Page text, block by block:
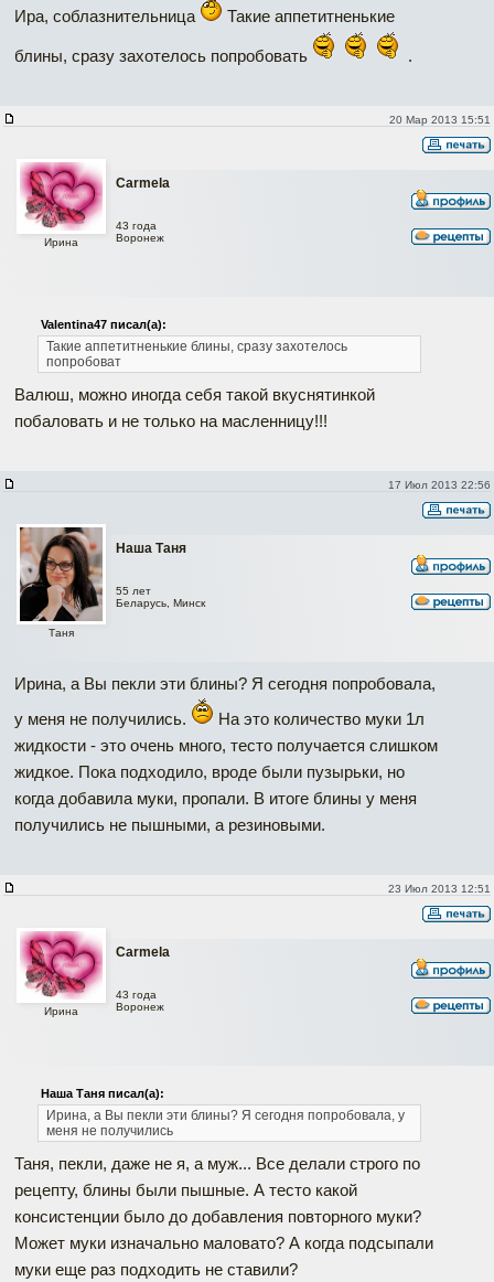
Ира, соблазнительница Такие аппетитненькие
блины, сразу захотелось попробовать .
20 Мар 2013 15:51
Carmela
Ирина
43 года
Воронеж
Valentina47 писал(а):
Такие аппетитненькие блины, сразу захотелось
попробоват
Валюш, можно иногда себя такой вкуснятинкой
побаловать и не только на масленницу!!!
17 Июл 2013 22:56
Наша Таня
Таня
55 лет
Беларусь, Минск
Ирина, а Вы пекли эти блины? Я сегодня попробовала,
у меня не получились.
На это количество муки 1л
жидкости - это очень много, тесто получается слишком
жидкое. Пока подходило, вроде были пузырьки, но
когда добавила муки, пропали. В итоге блины у меня
получились не пышными, а резиновыми.
23 Июл 2013 12:51
Carmela
Ирина
43 года
Воронеж
Наша Таня писал(а):
Ирина, а Вы пекли эти блины? Я сегодня попробовала, у
меня не получились
Таня, пекли, даже не я, а муж... Все делали строго по
рецепту, блины были пышные. А тесто какой
консистенции было до добавления повторного муки?
Может муки изначально маловато? А когда подсыпали
муки еще раз подходить не ставили?